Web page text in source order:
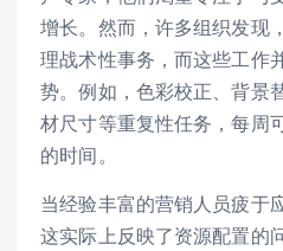
增长。然而，许多组织发现
理战术性事务，而这些工作
势。例如，色彩校正、背景
材尺寸等重复性任务，每周
的时间。
当经验丰富的营销人员疲于
这实际上反映了资源配置的问